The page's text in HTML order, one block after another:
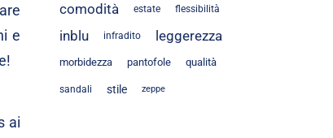
e
ai
comodità estate flessibilità
inblu infradito leggerezza
morbidezza pantofole qualità
sandali stile zeppe